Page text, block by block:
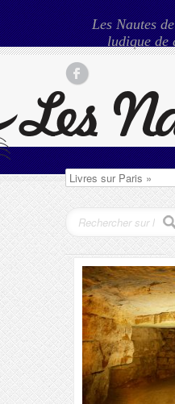
Les Nautes
ludique de